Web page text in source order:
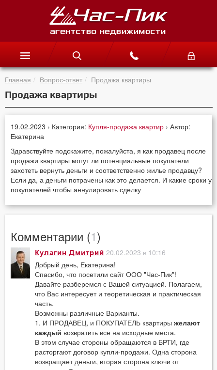
Главная Вопрос-ответ Продажа квартиры
Продажа квартиры
19.02.2023 › Категория: Купля-продажа квартир › Автор:
Екатерина
Здравствуйте подскажите, пожалуйста, я как продавец после
продажи квартиры могут ли потенциальные покупатели
захотеть вернуть деньги и соответственно жилье продавцу?
Если да, а деньги потрачены как это делается. И какие сроки у
покупателей чтобы аннулировать сделку
Комментарии (1)
Кулагин Дмитрий 20.02.2023 в 10:16
Добрый день, Екатерина!
Спасибо, что посетили сайт ООО "Час-Пик"!
Давайте разберемся с Вашей ситуацией. Полагаем,
что Вас интересует и теоретическая и практическая
часть.
Возможны различные Варианты.
1. И ПРОДАВЕЦ, и ПОКУПАТЕЛЬ квартирыжелают
каждый возвратить все на исходные места.
В этом случае стороны обращаются в БРТИ, где
расторгают договор купли-продажи. Одна сторона
возвращает деньги, вторая сторона ключи от